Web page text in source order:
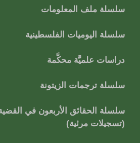
سلسلة ملف المعلومات
سلسلة اليوميات الفلسطينية
دراسات علميَّة محكَّمة
سلسلة ترجمات الزيتونة
سلسلة الحقائق الأربعون في
(تسجيلات مرئية)